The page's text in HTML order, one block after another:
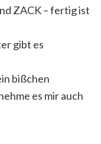
ZACK – fertig ist
gibt es
bißchen
es mir auch